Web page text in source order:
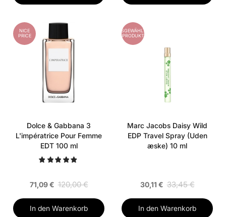
NICE
PRICE
Dolce & Gabbana 3
L'impératrice Pour Femme
EDT 100 ml
71,09 € 120,00 €
In den Warenkorb
AUSGEWÄHLTES
PRODUKT
Marc Jacobs Daisy Wild
EDP Travel Spray (Uden
æske) 10 ml
30,11 € 33,45 €
In den Warenkorb